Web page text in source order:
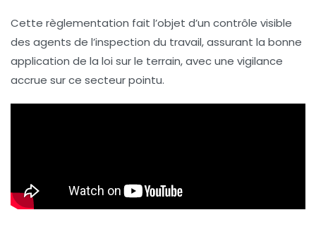
Cette règlementation fait l’objet d’un contrôle visible
des agents de l’inspection du travail, assurant la bonne
application de la loi sur le terrain, avec une vigilance
accrue sur ce secteur pointu.